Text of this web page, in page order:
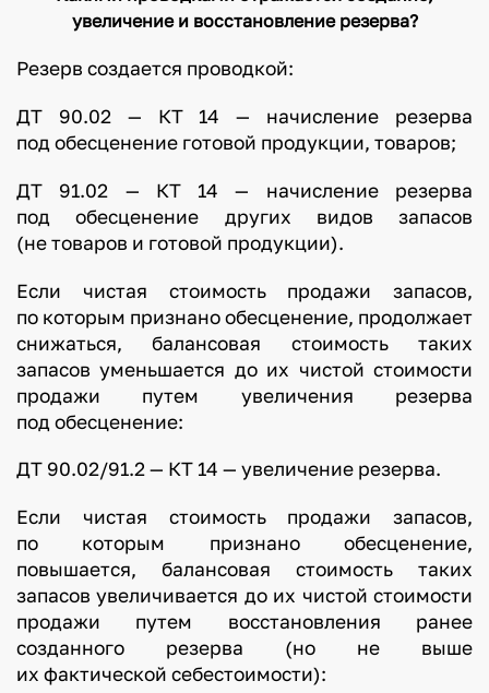
увеличение и восстановление резерва?
Резерв создается проводкой:
ДТ 90.02 — КТ 14 — начисление резерва
под обесценение готовой продукции, товаров;
ДТ 91.02 — КТ 14 — начисление резерва
под обесценение других видов запасов
(не товаров и готовой продукции).
Если чистая стоимость продажи запасов,
по которым признано обесценение, продолжает
снижаться, балансовая стоимость таких
запасов уменьшается до их чистой стоимости
продажи путем увеличения резерва
под обесценение:
ДТ 90.02/91.2 — КТ 14 — увеличение резерва.
Если чистая стоимость продажи запасов,
по которым признано обесценение,
повышается, балансовая стоимость таких
запасов увеличивается до их чистой стоимости
продажи путем восстановления ранее
созданного резерва (но не выше
их фактической себестоимости):